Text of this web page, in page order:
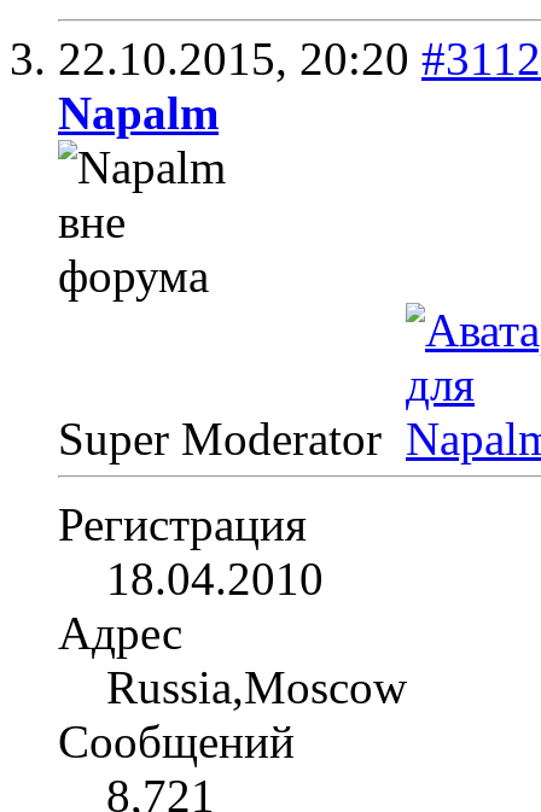
22.10.2015, 20:20 #3112
Napalm
Super Moderator
Регистрация
18.04.2010
Адрес
Russia,Moscow
Сообщений
8,721